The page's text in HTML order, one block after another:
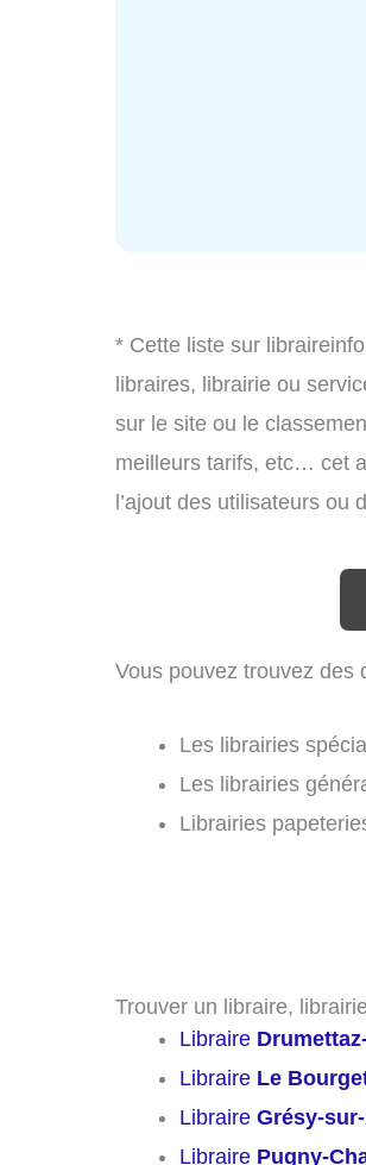
* Cette liste sur
libraires, librairie ou
sur le site ou le
meilleurs tarifs, etc… cet
l’ajout des utilisateurs
Vous pouvez trouvez des
Les librairies
Les librairies
Librairies
Trouver un libraire,
Libraire
Libraire Le
Libraire Grésy-
Libraire Pugny-